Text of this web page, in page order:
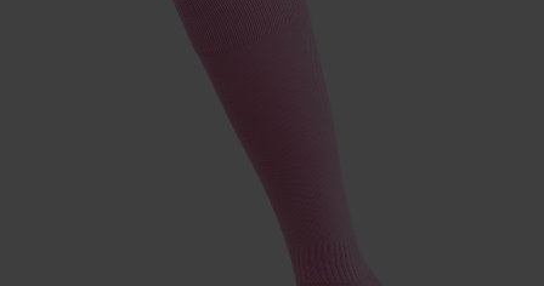
Resumen de
Productos